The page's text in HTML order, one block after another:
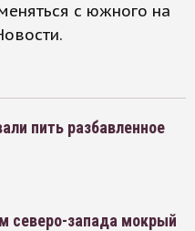
с южного на
пить разбавленное
северо-запада мокрый